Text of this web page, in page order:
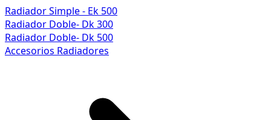
Radiador Simple - Ek 500
Radiador Doble- Dk 300
Radiador Doble- Dk 500
Accesorios Radiadores